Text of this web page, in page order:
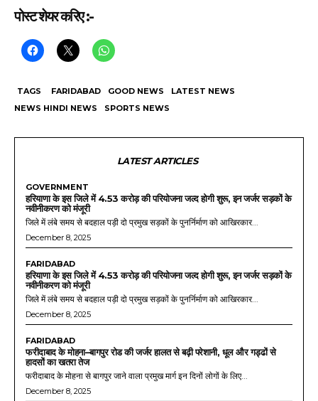
पोस्ट शेयर करिए :-
TAGS FARIDABAD GOOD NEWS
LATEST NEWS
NEWS HINDI NEWS
SPORTS NEWS
LATEST ARTICLES
GOVERNMENT
हरियाणा के इस जिले में 4.53 करोड़ की परियोजना जल्द होगी शुरू, इन जर्जर सड़कों के
नवीनीकरण को मंजूरी
जिले में लंबे समय से बदहाल पड़ी दो प्रमुख सड़कों के पुनर्निर्माण को आखिरकार...
December 8, 2025
FARIDABAD
हरियाणा के इस जिले में 4.53 करोड़ की परियोजना जल्द होगी शुरू, इन जर्जर सड़कों के
नवीनीकरण को मंजूरी
जिले में लंबे समय से बदहाल पड़ी दो प्रमुख सड़कों के पुनर्निर्माण को आखिरकार...
December 8, 2025
FARIDABAD
फरीदाबाद के मोहना–बागपुर रोड की जर्जर हालत से बढ़ी परेशानी, धूल और गड्ढों से
हादसों का खतरा तेज
फरीदाबाद के मोहना से बागपुर जाने वाला प्रमुख मार्ग इन दिनों लोगों के लिए...
December 8, 2025